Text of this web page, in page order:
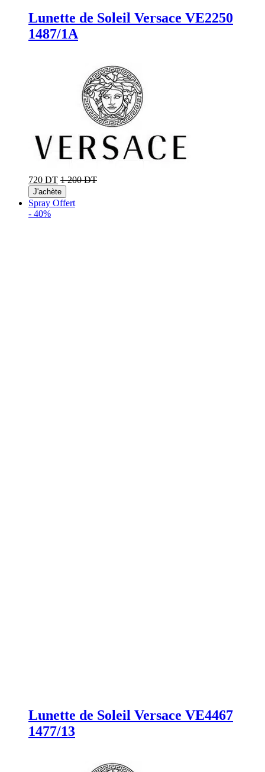
Lunette de Soleil Versace VE2250
1487/1A
720 DT 1 200 DT
J'achète
Spray Offert
- 40%
Lunette de Soleil Versace VE4467
1477/13